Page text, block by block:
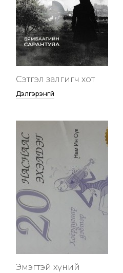
Сэтгэл залгигч хот
Дэлгэрэнгүй
Эмэгтэй хүний